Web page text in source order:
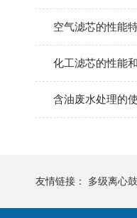
空气滤芯的性能
化工滤芯的性能
含油废水处理的
友情链接： 多级离心